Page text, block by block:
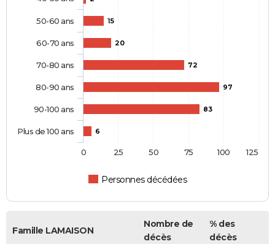
15
20
72
97
83
6
Personnes décédées
50-60 ans
60-70 ans
70-80 ans
80-90 ans
90-100 ans
Plus de 100 ans
0 100
25 50 75 125
Famille LAMAISON
Nombre de
décès
% des
décès